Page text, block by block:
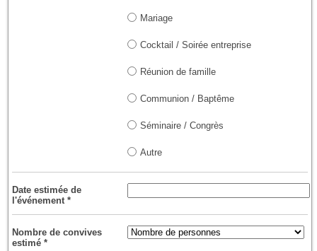
Mariage
Cocktail / Soirée entreprise
Réunion de famille
Communion / Baptême
Séminaire / Congrès
Autre
Date estimée de
l'événement*
Nombre de convives
estimé*